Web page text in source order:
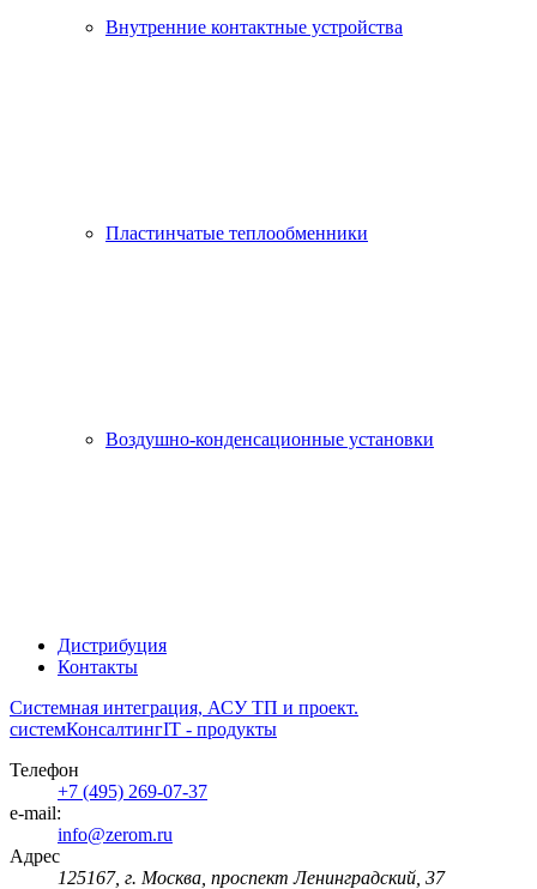
Внутренние контактные устройства
Пластинчатые теплообменники
Воздушно-конденсационные установки
Дистрибуция
Контакты
Системная интеграция, АСУ ТП и проект.
системКонсалтингIT - продукты
Телефон
+7 (495) 269-07-37
e-mail:
info@zerom.ru
Адрес
125167, г. Москва, проспект Ленинградский, 37